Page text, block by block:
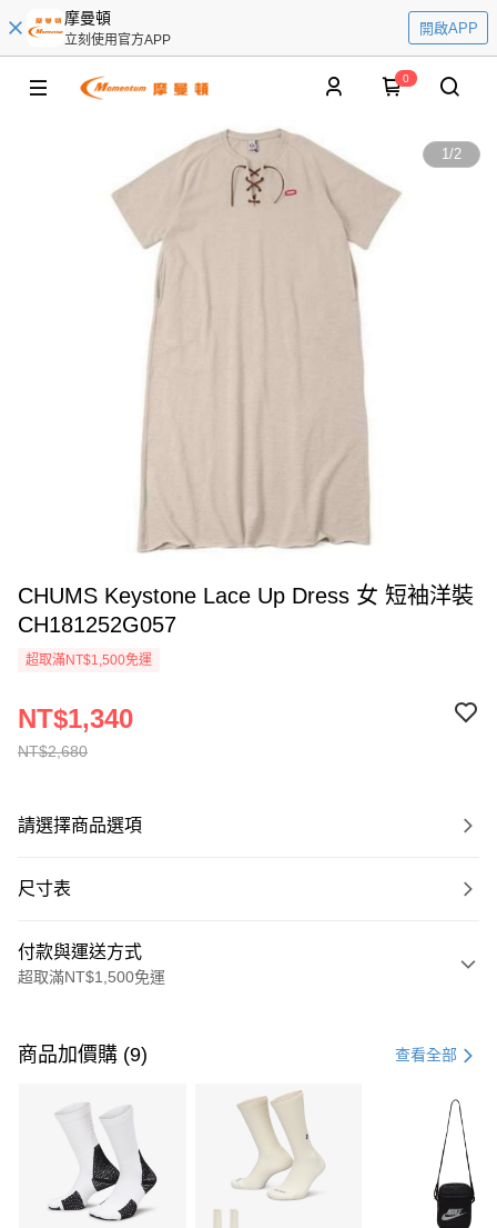
摩曼頓
立刻使用官方APP
開啟APP
0
1/2
CHUMS Keystone Lace Up Dress 女 短袖洋裝
CH181252G057
超取滿NT$1,500免運
NT$2,680
NT$1,340
請選擇商品選項
尺寸表
付款與運送方式
超取滿NT$1,500免運
信用卡一次付款
3 期 0 利率 每期 21家銀行
合作金庫商業銀行
第一商業銀行
華南商業銀行
彰化商業銀行
上海商業儲蓄銀行
Apple Pay
商品加價購 (9) 查看全部